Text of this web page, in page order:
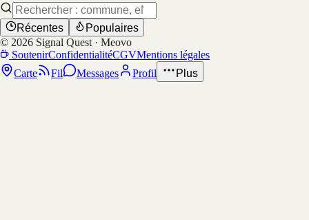
Récentes
Populaires
© 2026 Signal Quest · Meovo
SoutenirConfidentialitéCGVMentions légales
Carte
Fil Messages Profil Plus